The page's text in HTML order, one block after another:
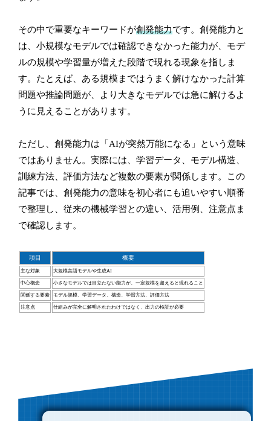
その中で重要なキーワードが創発能力です。創発能力と
は、小規模なモデルでは確認できなかった能力が、モデ
ルの規模や学習量が増えた段階で現れる現象を指しま
す。たとえば、ある規模まではうまく解けなかった計算
問題や推論問題が、より大きなモデルでは急に解けるよ
うに見えることがあります。
ただし、創発能力は「AIが突然万能になる」という意味
ではありません。実際には、学習データ、モデル構造、
訓練方法、評価方法など複数の要素が関係します。この
記事では、創発能力の意味を初心者にも追いやすい順番
で整理し、従来の機械学習との違い、活用例、注意点ま
で確認します。
項目 概要
主な対象 大規模言語モデルや生成AI
中心概念 小さなモデルでは目立たない能力が、一定規模を超えると現れること
関係する要素 モデル規模、学習データ、構造、学習方法、評価方法
注意点 仕組みが完全に解明されたわけではなく、出力の検証が必要